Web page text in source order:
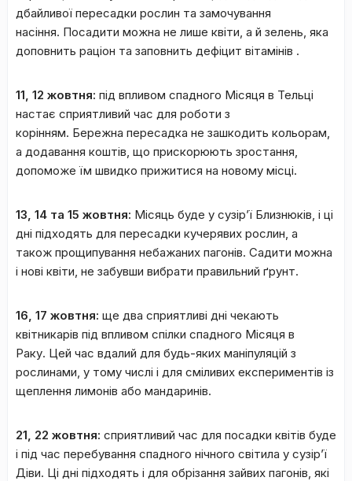
дбайливої ​​пересадки рослин та замочування
насіння. Посадити можна не лише квіти, а й зелень, яка
доповнить раціон та заповнить дефіцит вітамінів .
11, 12 жовтня: під впливом спадного Місяця в Тельці
настає сприятливий час для роботи з
корінням. Бережна пересадка не зашкодить кольорам,
а додавання коштів, що прискорюють зростання,
допоможе їм швидко прижитися на новому місці.
13, 14 та 15 жовтня: Місяць буде у сузір’ї Близнюків, і ці
дні підходять для пересадки кучерявих рослин, а
також прощипування небажаних пагонів. Садити можна
і нові квіти, не забувши вибрати правильний ґрунт.
16, 17 жовтня: ще два сприятливі дні чекають
квітникарів під впливом спілки спадного Місяця в
Раку. Цей час вдалий для будь-яких маніпуляцій з
рослинами, у тому числі і для сміливих експериментів із
щеплення лимонів або мандаринів.
21, 22 жовтня: сприятливий час для посадки квітів буде
і під час перебування спадного нічного світила у сузір’ї
Діви. Ці дні підходять і для обрізання зайвих пагонів, які